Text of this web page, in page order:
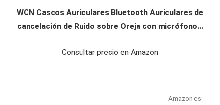
WCN Cascos Auriculares Bluetooth Auriculares de
cancelación de Ruido sobre Oreja con micrófono...
Consultar precio en Amazon
Amazon.es